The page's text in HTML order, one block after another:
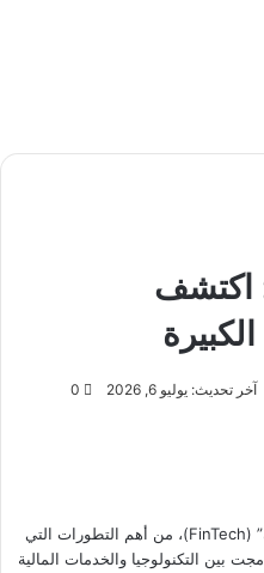
اكتشف
آخر تحديث: يوليو 6, 2026 0
تعتبر التكنولوجيا المالية، المعروفة بـ”فينتك” (FinTech)، من أهم التطورات التي
بين التكنولوجيا والخدمات المالية